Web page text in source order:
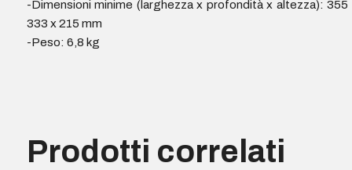
-Dimensioni minime (larghezza x profondità x altezza): 355
333 x 215 mm
-Peso: 6,8 kg
Prodotti correlati